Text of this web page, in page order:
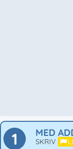
1 MED
SKRIV